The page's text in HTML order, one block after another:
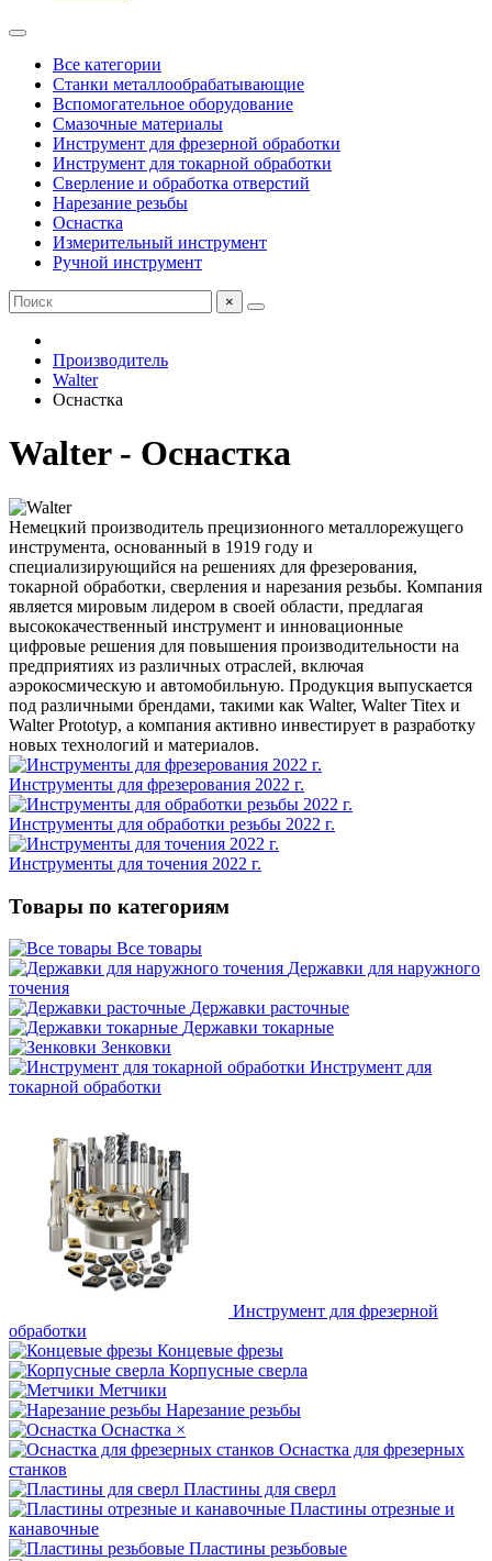
Все категории
Станки металлообрабатывающие
Вспомогательное оборудование
Смазочные материалы
Инструмент для фрезерной обработки
Инструмент для токарной обработки
Сверление и обработка отверстий
Нарезание резьбы
Оснастка
Измерительный инструмент
Ручной инструмент
×
Производитель
Walter
Оснастка
Walter - Оснастка
Немецкий производитель прецизионного металлорежущего
инструмента, основанный в 1919 году и
специализирующийся на решениях для фрезерования,
токарной обработки, сверления и нарезания резьбы. Компания
является мировым лидером в своей области, предлагая
высококачественный инструмент и инновационные
цифровые решения для повышения производительности на
предприятиях из различных отраслей, включая
аэрокосмическую и автомобильную. Продукция выпускается
под различными брендами, такими как Walter, Walter Titex и
Walter Prototyp, а компания активно инвестирует в разработку
новых технологий и материалов.
Инструменты для фрезерования 2022 г.
Инструменты для обработки резьбы 2022 г.
Инструменты для точения 2022 г.
Товары по категориям
Все товары
Державки для наружного
точения
Державки расточные
Державки токарные
Зенковки
Инструмент для
токарной обработки
Инструмент для фрезерной
обработки
Концевые фрезы
Корпусные сверла
Метчики
Нарезание резьбы
Оснастка ×
Оснастка для фрезерных
станков
Пластины для сверл
Пластины отрезные и
канавочные
Пластины резьбовые